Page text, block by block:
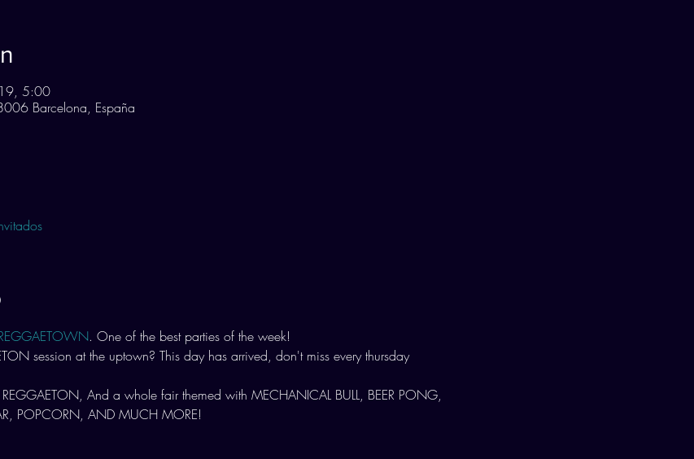
5:00
Barcelona, España
. One of the best parties of the week!
session at the uptown? This day has arrived, don't miss every thursday
And a whole fair themed with MECHANICAL BULL, BEER PONG,
POPCORN, AND MUCH MORE!